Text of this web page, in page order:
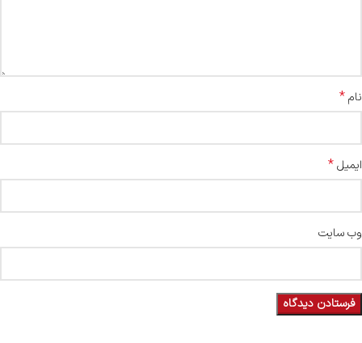
نام*
ایمیل*
وب‌ سایت